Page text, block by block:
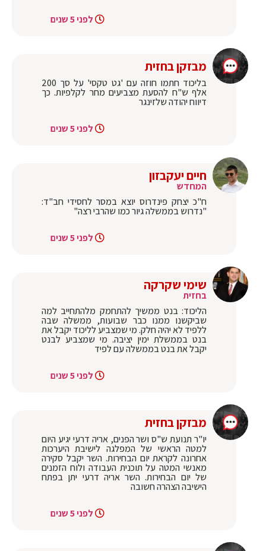
לפני 5 שנים
מבזקן בחזית
בליכוד חתמו חוזה עם 'גט טקסי' על סך 200
אלף ש"ח להסעת מצביעים מחר לקלפיות. כך
דיווח יהודה שלזינגר
לפני 5 שנים
חיים יעקבזון
המחדש
ח"כ יצחק פינדרוס יוצא במסר לחסידי חב"ד:
"נדרוש בממשלה גיור כמו שהרבי רצה"
לפני 5 שנים
שימי שקרקה
בחזית
הליכוד: בנט ממשיך להתחמק מלהתחייב למה
שביקשנו ממנו כבר שבועות, ממשלה שבה
ללפיד לא יהיה חלק. מי שמצביע לליכוד יקבל את
בנט בממשלת ימין יציבה. מי שמצביע לבנט
יקבל את בנט בממשלה עם לפיד
לפני 5 שנים
מבזקן בחזית
יו"ר תנועת ש"ס ושר הפנים, אריה דרעי יגיע היום
למטה הראשי של המפלגה לישיבת היערכות
אחרונה לקראת יום הבחירות. השר יקבל סקירה
מאנשי המטה על תוכנית העבודה ולוח הזמנים
של יום הבחירות. השר אריה דרעי יתן בפתח
הישיבה הצהרה חשובה
לפני 5 שנים